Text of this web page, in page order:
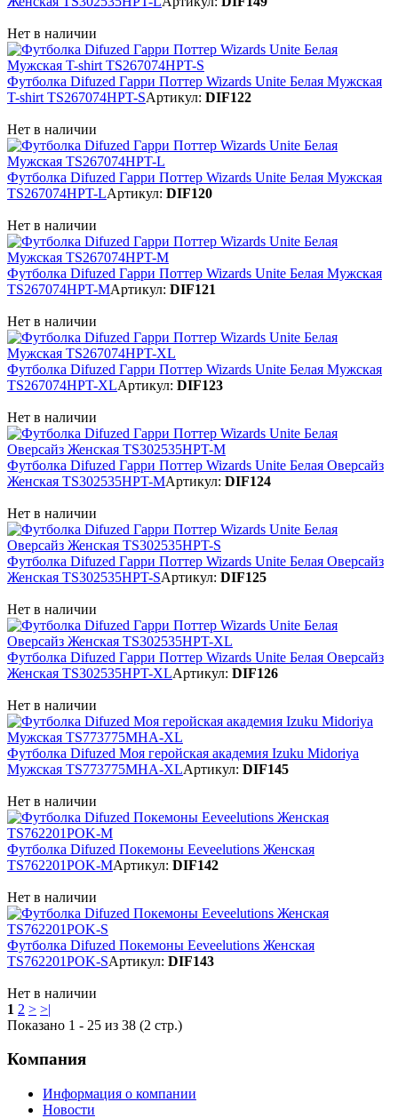
Нет в наличии
Футболка Difuzed Гарри Поттер Wizards Unite Белая Мужская
T-shirt TS267074HPT-SАртикул: DIF122
Нет в наличии
Футболка Difuzed Гарри Поттер Wizards Unite Белая Мужская
TS267074HPT-LАртикул: DIF120
Нет в наличии
Футболка Difuzed Гарри Поттер Wizards Unite Белая Мужская
TS267074HPT-MАртикул: DIF121
Нет в наличии
Футболка Difuzed Гарри Поттер Wizards Unite Белая Мужская
TS267074HPT-XLАртикул: DIF123
Нет в наличии
Футболка Difuzed Гарри Поттер Wizards Unite Белая Оверсайз
Женская TS302535HPT-MАртикул: DIF124
Нет в наличии
Футболка Difuzed Гарри Поттер Wizards Unite Белая Оверсайз
Женская TS302535HPT-SАртикул: DIF125
Нет в наличии
Футболка Difuzed Гарри Поттер Wizards Unite Белая Оверсайз
Женская TS302535HPT-XLАртикул: DIF126
Нет в наличии
Футболка Difuzed Моя геройская академия Izuku Midoriya
Мужская TS773775MHA-XLАртикул: DIF145
Нет в наличии
Футболка Difuzed Покемоны Eeveelutions Женская
TS762201POK-MАртикул: DIF142
Нет в наличии
Футболка Difuzed Покемоны Eeveelutions Женская
TS762201POK-SАртикул: DIF143
Нет в наличии
1 2 > >|
Показано 1 - 25 из 38 (2 стр.)
Компания
Информация о компании
Новости